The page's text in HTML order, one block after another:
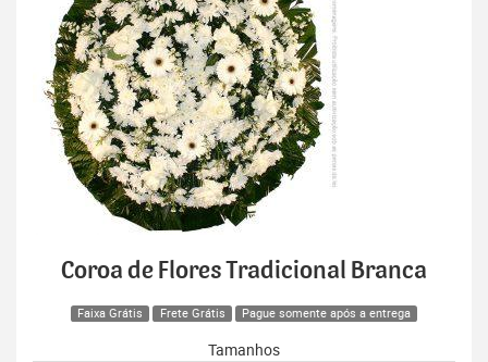
Coroa de Flores Tradicional Branca
Faixa Grátis Frete Grátis Pague somente após a entrega
Tamanhos